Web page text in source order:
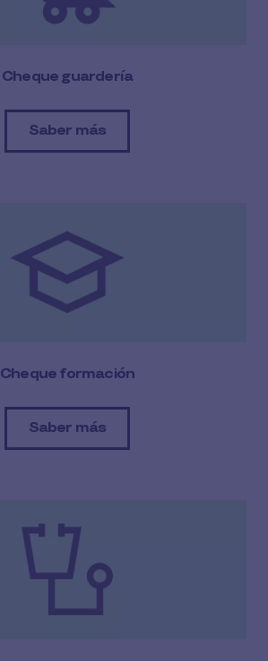
Cheque guardería
Saber más
Cheque formación
Saber más